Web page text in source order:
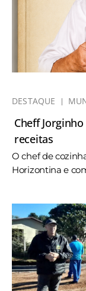
DESTAQUE
Cheff
receitas
O chef de
Horizontina e